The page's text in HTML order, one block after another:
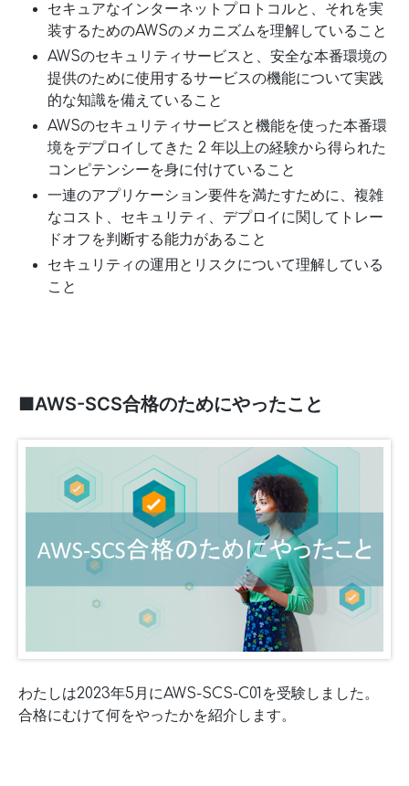
セキュアなインターネットプロトコルと、それを実
装するためのAWSのメカニズムを理解していること
AWSのセキュリティサービスと、安全な本番環境の
提供のために使用するサービスの機能について実践
的な知識を備えていること
AWSのセキュリティサービスと機能を使った本番環
境をデプロイしてきた 2 年以上の経験から得られた
コンピテンシーを身に付けていること
一連のアプリケーション要件を満たすために、複雑
なコスト、セキュリティ、デプロイに関してトレー
ドオフを判断する能力があること
セキュリティの運用とリスクについて理解している
こと
■AWS-SCS合格のためにやったこと
わたしは2023年5月にAWS-SCS-C01を受験しました。
合格にむけて何をやったかを紹介します。